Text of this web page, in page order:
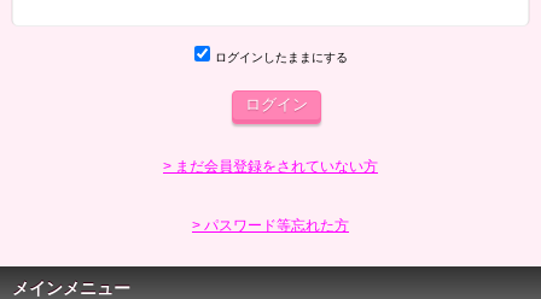
ログインしたままにする
> まだ会員登録をされていない方
> パスワード等忘れた方
メインメニュー